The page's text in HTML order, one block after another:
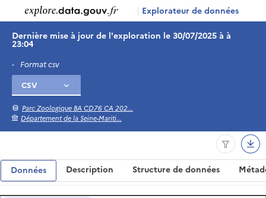
| Explorateur de données
Dernière mise à jour de l'exploration le 30/07/2025 à à
23:04
- Format csv
Parc Zoologique BA CD76 CA 202...
Département de la Seine-Mariti...
Données Description Structure de données